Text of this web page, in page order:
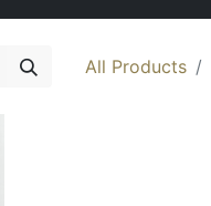
All Products